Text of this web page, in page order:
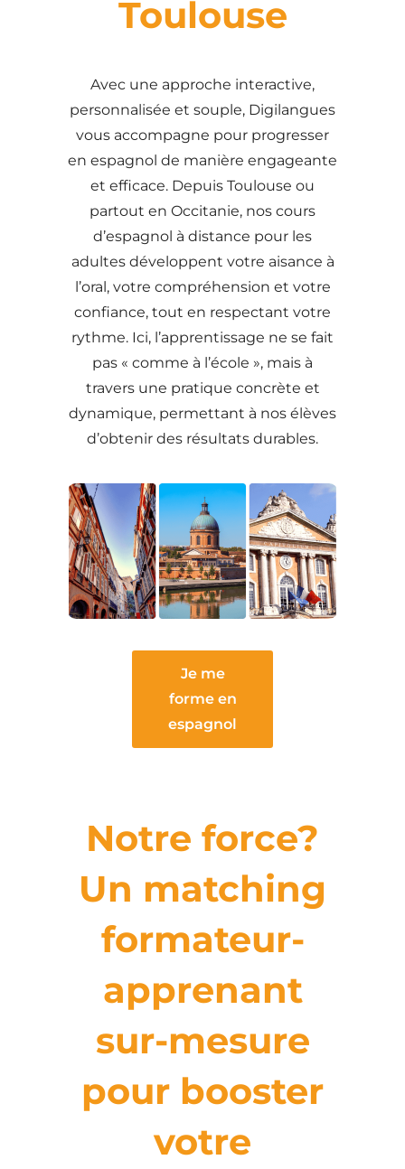
Toulouse
Avec une approche interactive,
personnalisée et souple, Digilangues
vous accompagne pour progresser
en espagnol de manière engageante
et efficace. Depuis Toulouse ou
partout en Occitanie, nos cours
d’espagnol à distance pour les
adultes développent votre aisance à
l’oral, votre compréhension et votre
confiance, tout en respectant votre
rythme. Ici, l’apprentissage ne se fait
pas « comme à l’école », mais à
travers une pratique concrète et
dynamique, permettant à nos élèves
d’obtenir des résultats durables.
Je me
forme en
espagnol
Notre force?
Un matching
formateur-
apprenant
sur-mesure
pour booster
votre